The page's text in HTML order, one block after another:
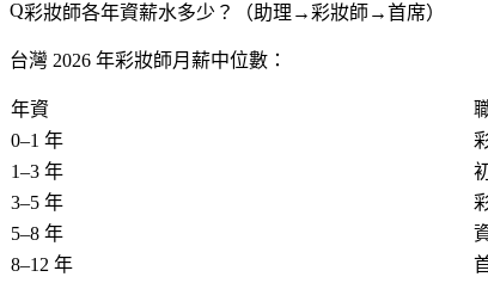
彩妝師各年資薪水多少？（助理→彩妝師→首席）
台灣 2026 年彩妝師月薪中位數：
年資
0–1 年
1–3 年
3–5 年
5–8 年
8–12 年